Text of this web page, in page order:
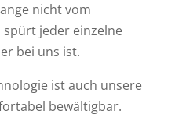
nicht vom
jeder einzelne
bei uns ist.
ist auch unsere
bewältigbar.